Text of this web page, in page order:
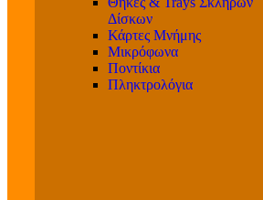
Δίσκων
Κάρτες Μνήμης
Μικρόφωνα
Ποντίκια
Πληκτρολόγια